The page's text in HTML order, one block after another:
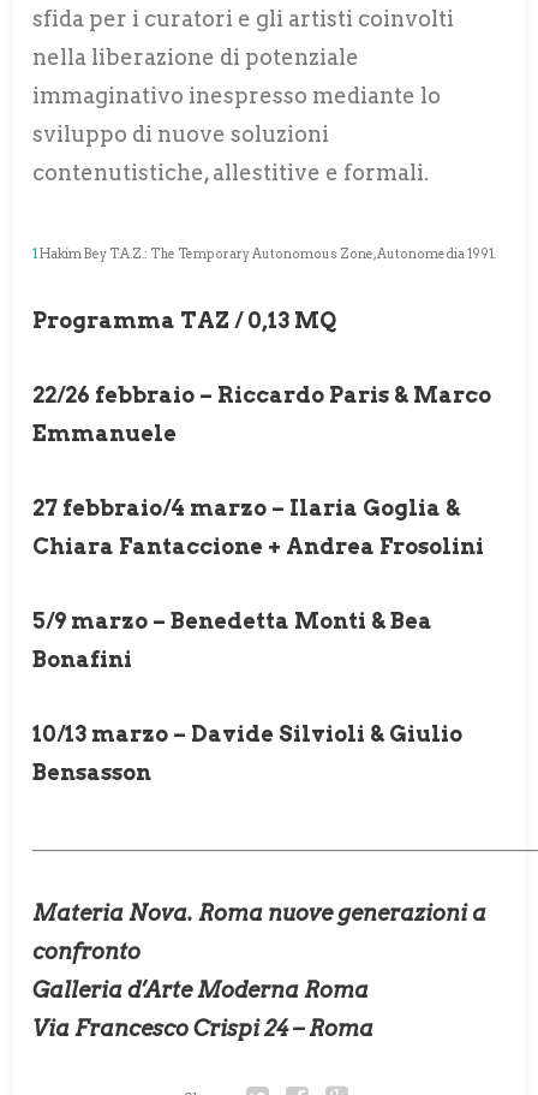
sfida per i curatori e gli artisti coinvolti
nella liberazione di potenziale
immaginativo inespresso mediante lo
sviluppo di nuove soluzioni
contenutistiche, allestitive e formali.
1Hakim Bey T.A.Z.: The Temporary Autonomous Zone, Autonomedia 1991.
Programma TAZ / 0,13 MQ
22/26 febbraio – Riccardo Paris & Marco
Emmanuele
27 febbraio/4 marzo – Ilaria Goglia &
Chiara Fantaccione + Andrea Frosolini
5/9 marzo – Benedetta Monti & Bea
Bonafini
10/13 marzo – Davide Silvioli & Giulio
Bensasson
Materia Nova. Roma nuove generazioni a
confronto
Galleria d’Arte Moderna Roma
Via Francesco Crispi 24 – Roma